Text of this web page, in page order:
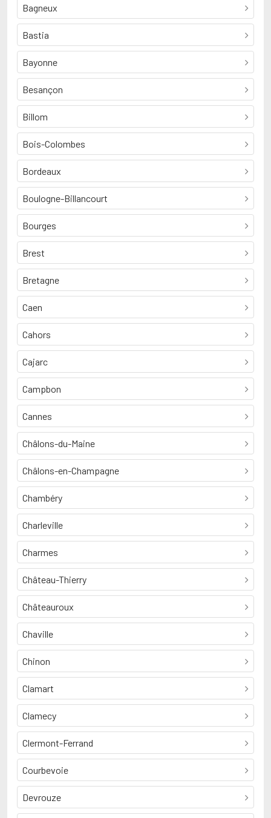
Bagneux
Bastia
Bayonne
Besançon
Billom
Bois-Colombes
Bordeaux
Boulogne-Billancourt
Bourges
Brest
Bretagne
Caen
Cahors
Cajarc
Campbon
Cannes
Châlons-du-Maine
Châlons-en-Champagne
Chambéry
Charleville
Charmes
Château-Thierry
Châteauroux
Chaville
Chinon
Clamart
Clamecy
Clermont-Ferrand
Courbevoie
Devrouze